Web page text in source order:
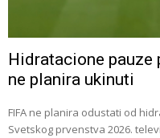
Hidratacione pauze
ne planira ukinuti
FIFA ne planira odustati od
Svetskog prvenstva 2026.